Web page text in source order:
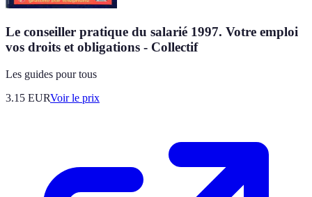
Le conseiller pratique du salarié 1997. Votre emploi
vos droits et obligations - Collectif
Les guides pour tous
3.15 EURVoir le prix